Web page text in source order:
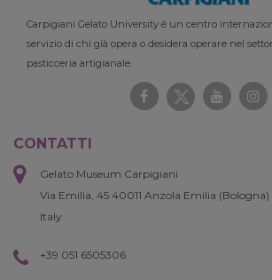
Carpigiani Gelato University è un centro
servizio di chi già opera o desidera operare nel
pasticceria artigianale.
CONTATTI
Gelato Museum Carpigiani
Via Emilia, 45 40011 Anzola Emilia (Bologna)
Italy
+39 051 6505306